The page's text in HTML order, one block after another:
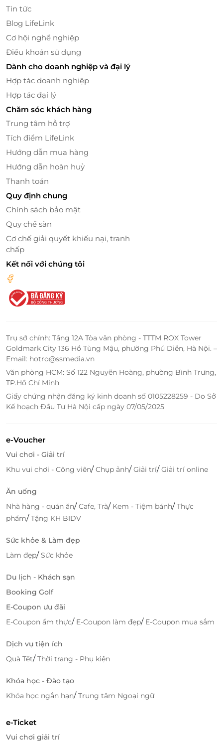
mại. Điều đặc biệt là tất cả các trò chơi tại đây đều
giúp các gia đình yên tâm khi cho con tham gia.
Ưu Đãi Đặc Biệt Khi Săn Vé Vào Cổng
Qua LifeLink
Với mong muốn mang đến những trải nghiệm tiết
kiệm cho các gia đình, LifeLink hiện đang cung cấp
nhiều voucher giảm giá hấp dẫn khi mua vé vào khu
vui chơi Wolfoo World Royal City. Các bạn có thể dễ
dàng săn vé với mức giá ưu đãi vào dịp Thứ 7, Chủ
Nhật và các ngày lễ Tết, giúp tiết kiệm chi phí mà
vẫn tận hưởng những giây phút vui chơi tuyệt vời.
chương trình khuyến mãi mới, giúp khách hàng
nhanh chóng lựa chọn và săn các ưu đãi tốt nhất. Chỉ
với vài thao tác đơn giản, bạn đã có thể sở hữu ngay
dẫn.
Đừng bỏ lỡ cơ hội để cả gia đình cùng trải nghiệm
những phút giây tuyệt vời tại Wolfoo World Royal
Tin tức
Blog LifeLink
Cơ hội nghề nghiệp
Điều khoản sử dụng
Dành cho doanh nghiệp và đại lý
Hợp tác doanh nghiệp
Hợp tác đại lý
Chăm sóc khách hàng
Trung tâm hỗ trợ
Tích điểm LifeLink
Hướng dẫn mua hàng
Hướng dẫn hoàn huỷ
Thanh toán
Quy định chung
Chính sách bảo mật
Quy chế sàn
Cơ chế giải quyết khiếu nại, tranh
chấp
Kết nối với chúng tôi
Trụ sở chính: Tầng 12A Tòa văn phòng - TTTM ROX Tower
Goldmark City 136 Hồ Tùng Mậu, phường Phú Diễn, Hà Nội. –
Email: hotro@ssmedia.vn
Văn phòng HCM: Số 122 Nguyễn Hoàng, phường Bình Trưng,
TP.Hồ Chí Minh
Giấy chứng nhận đăng ký kinh doanh số 0105228259 - Do Sở
Kế hoạch Đầu Tư Hà Nội cấp ngày 07/05/2025
e-Voucher
Vui chơi - Giải trí
Khu vui chơi - Công viên/Chụp ảnh/Giải trí/Giải trí online
Ăn uống
Nhà hàng - quán ăn/Cafe, Trà/ Kem - Tiệm bánh/Thực
phẩm/Tặng KH BIDV
Sức khỏe & Làm đẹp
Làm đẹp/Sức khỏe
Du lịch - Khách sạn
Booking Golf
E-Coupon ưu đãi
E-Coupon ẩm thực/ E-Coupon làm đẹp/ E-Coupon mua sắm
Dịch vụ tiện ích
Quà Tết/Thời trang - Phụ kiện
Khóa học - Đào tạo
Khóa học ngắn hạn/Trung tâm Ngoại ngữ
e-Ticket
Vui chơi giải trí